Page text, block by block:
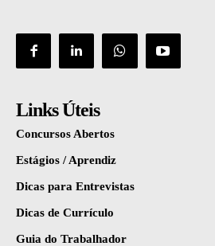
Links Úteis
Concursos Abertos
Estágios / Aprendiz
Dicas para Entrevistas
Dicas de Currículo
Guia do Trabalhador